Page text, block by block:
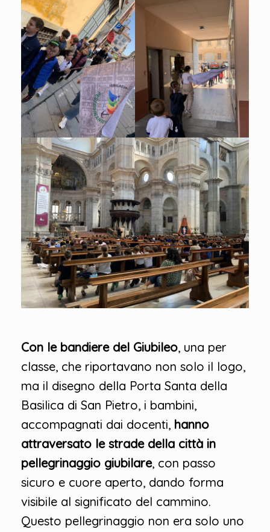
Con le bandiere del Giubileo, una per
classe, che riportavano non solo il logo,
ma il disegno della Porta Santa della
Basilica di San Pietro, i bambini,
accompagnati dai docenti, hanno
attraversato le strade della città in
pellegrinaggio giubilare, con passo
sicuro e cuore aperto, dando forma
visibile al significato del cammino.
Questo pellegrinaggio non era solo uno